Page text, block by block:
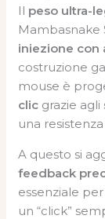
Il peso ultra-
Mambasnake
iniezione con
costruzione
mouse è
clic grazie agli
una
A questo si
feedback
essenziale
un “click”